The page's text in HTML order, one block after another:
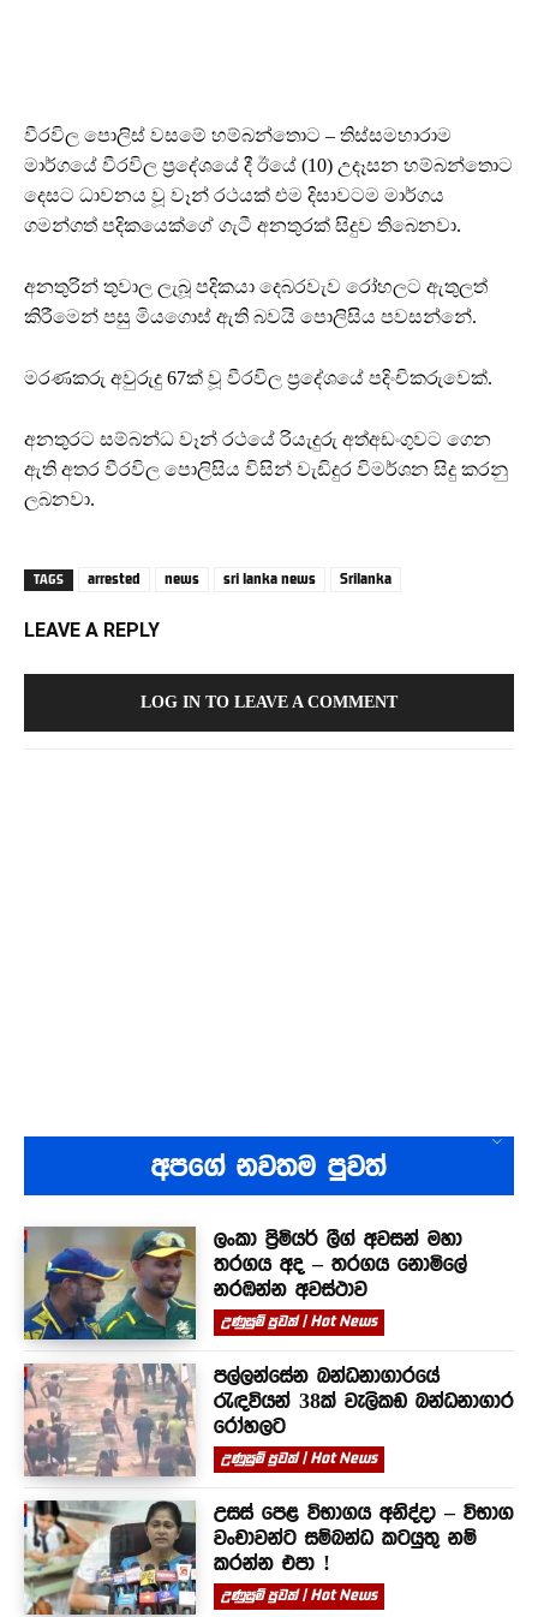
වීරවිල පොලිස් වසමේ හම්බන්තොට – තිස්සමහාරාම
මාර්ගයේ වීරවිල ප්‍රදේශයේ දී ඊයේ (10) උදෑසන හම්බන්තොට
දෙසට ධාවනය වූ වෑන් රථයක් එම දිසාවටම මාර්ගය
ගමන්ගත් පදිකයෙක්ගේ ගැටී අනතුරක් සිදුව තිබෙනවා.
අනතුරින් තුවාල ලැබූ පදිකයා දෙබරවැව රෝහලට ඇතුලත්
කිරීමෙන් පසු මියගොස් ඇති බවයි පොලිසිය පවසන්නේ.
මරණකරු අවුරුදු 67ක් වූ වීරවිල ප්‍රදේශයේ පදිංචිකරුවෙක්.
අනතුරට සම්බන්ධ වෑන් රථයේ රියැදුරු අත්අඩංගුවට ගෙන
ඇති අතර වීරවිල පොලිසිය විසින් වැඩිදුර විමර්ශන සිදු කරනු
ලබනවා.
TAGS arrested news sri lanka news Srilanka
LEAVE A REPLY
LOG IN TO LEAVE A COMMENT
අපගේ නවතම පුවත්
ලංකා ප්‍රිමියර් ලීග් අවසන් මහා
තරගය අද – තරගය නොමිලේ
නරඹන්න අවස්ථාව
උණුසුම් පුවත් | Hot News
පල්ලන්සේන බන්ධනාගාරයේ
රැඳවියන් 38ක් වැලිකඩ බන්ධනාගාර
රෝහලට
උණුසුම් පුවත් | Hot News
උසස් පෙළ විභාගය අනිද්දා – විභාග
වංචාවන්ට සම්බන්ධ කටයුතු නම්
කරන්න එපා !
උණුසුම් පුවත් | Hot News